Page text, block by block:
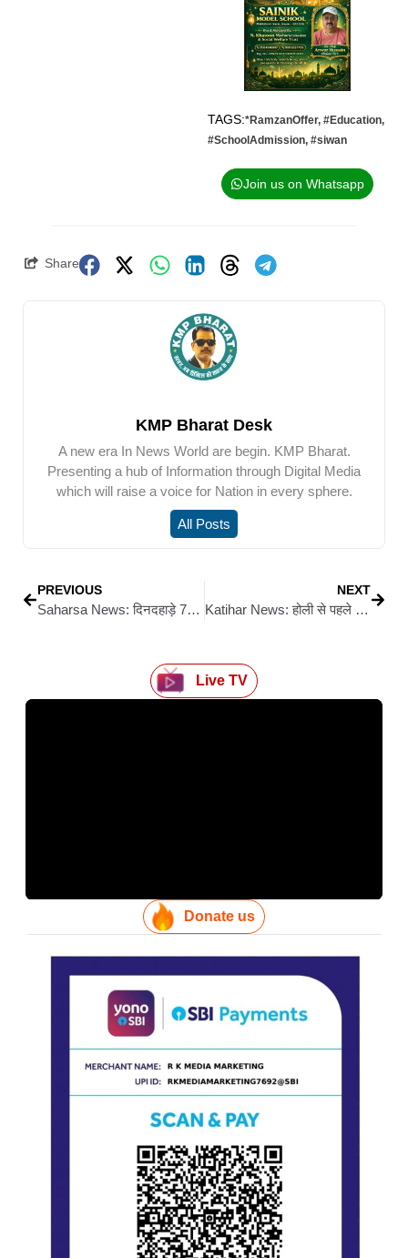
TAGS:*RamzanOffer, #Education,
#SchoolAdmission, #siwan
Join us on Whatsapp
Share
KMP Bharat Desk
A new era In News World are begin. KMP Bharat.
Presenting a hub of Information through Digital Media
which will raise a voice for Nation in every sphere.
All Posts
PREVIOUS
Saharsa News: दिनदहाड़े 7वीं के छात्र को मारी गोली, सिर में लगी — हालत नाजुक
NEXT
Katihar News: होली से पहले मद्य निषेध टीम की बड़ी कार्रवाई: 31.55 लीटर शराब के साथ 5 तस्कर गिरफ्तार, बाइक जब्त
Live TV
Donate us